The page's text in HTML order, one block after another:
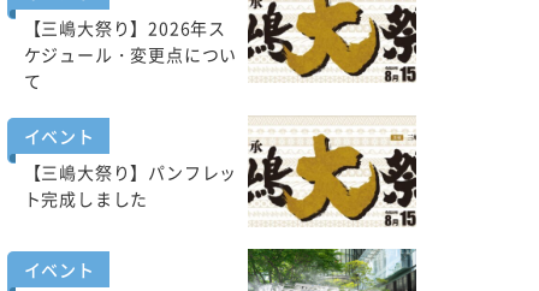
【三嶋大祭り】2026年ス
ケジュール・変更点につい
て
イベント
【三嶋大祭り】パンフレッ
ト完成しました
イベント